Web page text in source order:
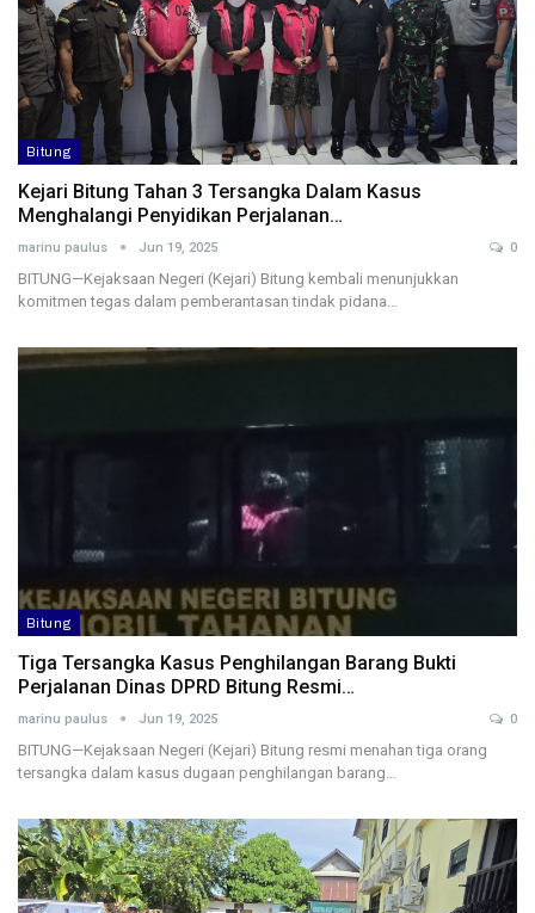
Bitung
Kejari Bitung Tahan 3 Tersangka Dalam Kasus
Menghalangi Penyidikan Perjalanan…
marinu paulus Jun 19, 2025 0
BITUNG—Kejaksaan Negeri (Kejari) Bitung kembali menunjukkan
komitmen tegas dalam pemberantasan tindak pidana…
Bitung
Tiga Tersangka Kasus Penghilangan Barang Bukti
Perjalanan Dinas DPRD Bitung Resmi…
marinu paulus Jun 19, 2025 0
BITUNG—Kejaksaan Negeri (Kejari) Bitung resmi menahan tiga orang
tersangka dalam kasus dugaan penghilangan barang…